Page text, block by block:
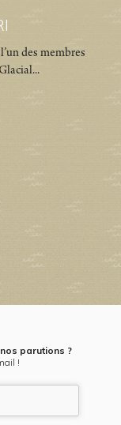
des membres
parutions ?
!